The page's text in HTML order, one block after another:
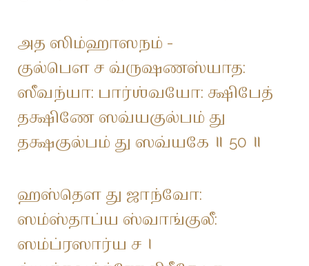
அத ஸிம்ஹாஸநம் -
குல்பௌ ச வ்ருஷணஸ்யாத:
ஸீவந்யா: பார்ஶ்வயோ: க்ஷிபேத்
தக்ஷிணே ஸவ்யகுல்பம் து
தக்ஷகுல்பம் து ஸவ்யகே ॥ 50 ॥
ஹஸ்தௌ து ஜாந்வோ:
ஸம்ஸ்தாப்ய ஸ்வாங்குலீ:
ஸம்ப்ரஸார்ய ச ।